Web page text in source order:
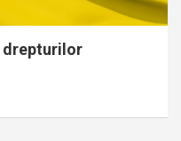
drepturilor